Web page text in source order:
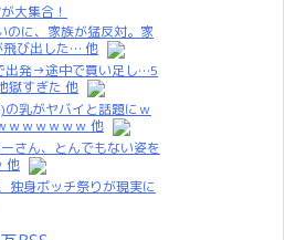
大集合！
のに、家族が猛反対。家
飛び出した… 他
出発→途中で買い足し…5
獄すぎた 他
の乳がヤバイと話題にｗ
ｗｗｗｗｗｗ 他
さん、とんでもない姿を
他
独身ボッチ祭りが現実に